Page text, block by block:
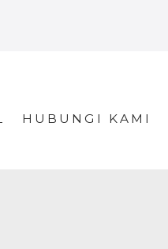
HUBUNGI KAMI